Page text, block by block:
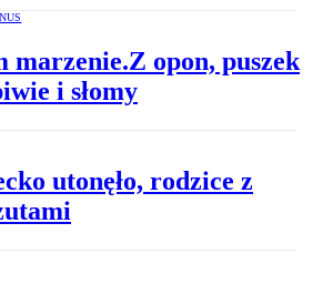
marzenie.Z opon, puszek
i słomy
utonęło, rodzice z